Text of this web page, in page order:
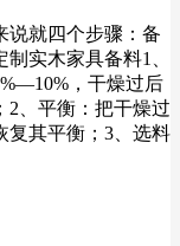
说就四个步骤：备
实木家具备料1、
，干燥过后
2、平衡：把干燥过
复其平衡；3、选料